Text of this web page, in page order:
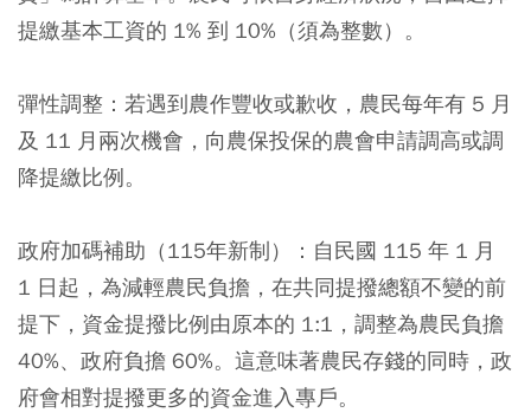
提繳基本工資的 1% 到 10%（須為整數）。
彈性調整：若遇到農作豐收或歉收，農民每年有 5 月
及 11 月兩次機會，向農保投保的農會申請調高或調
降提繳比例。
政府加碼補助（115年新制）：自民國 115 年 1 月
1 日起，為減輕農民負擔，在共同提撥總額不變的前
提下，資金提撥比例由原本的 1:1，調整為農民負擔
40%、政府負擔 60%。這意味著農民存錢的同時，政
府會相對提撥更多的資金進入專戶。